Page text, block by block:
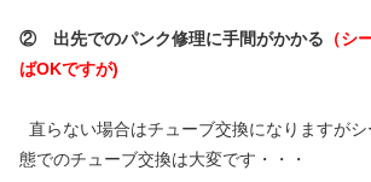
② 出先でのパンク修理に手間がかかる （シ
ばOKですが)
直らない場合はチューブ交換になりますが
態でのチューブ交換は大変です・・・